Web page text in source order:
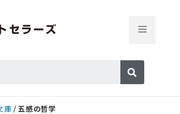
庫 五感の哲学